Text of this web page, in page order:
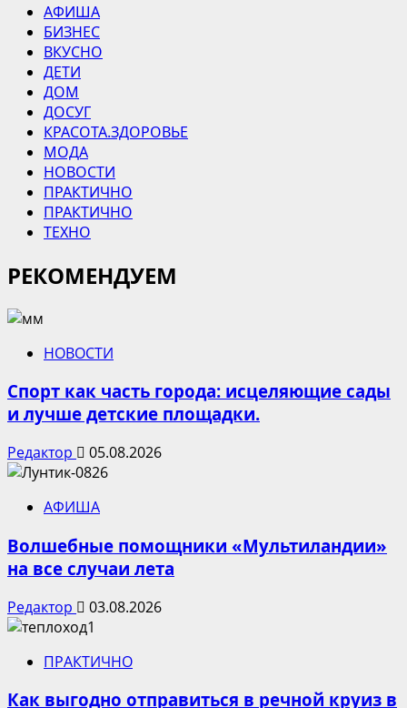
АФИША
БИЗНЕС
ВКУСНО
ДЕТИ
ДОМ
ДОСУГ
КРАСОТА.ЗДОРОВЬЕ
МОДА
НОВОСТИ
ПРАКТИЧНО
ПРАКТИЧНО
ТЕХНО
РЕКОМЕНДУЕМ
НОВОСТИ
Спорт как часть города: исцеляющие сады
и лучше детские площадки.
Редактор 05.08.2026
АФИША
Волшебные помощники «Мультиландии»
на все случаи лета
Редактор 03.08.2026
ПРАКТИЧНО
Как выгодно отправиться в речной круиз в